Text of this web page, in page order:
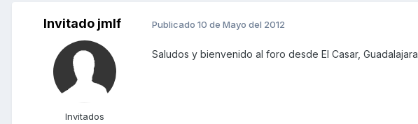
Invitado jmlf
Invitados
Publicado 10 de Mayo del 2012
Saludos y bienvenido al foro desde El Casar, Guadalajara